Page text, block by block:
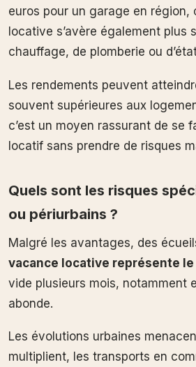
euros pour un garage en
locative s’avère également plus
chauffage, de plomberie ou
Les rendements peuvent
souvent supérieures aux
c’est un moyen rassurant de se
locatif sans prendre de risques
Quels sont les risques
ou périurbains ?
Malgré les avantages, des
vacance locative représente
vide plusieurs mois, notamment
abonde.
Les évolutions urbaines
multiplient, les transports en